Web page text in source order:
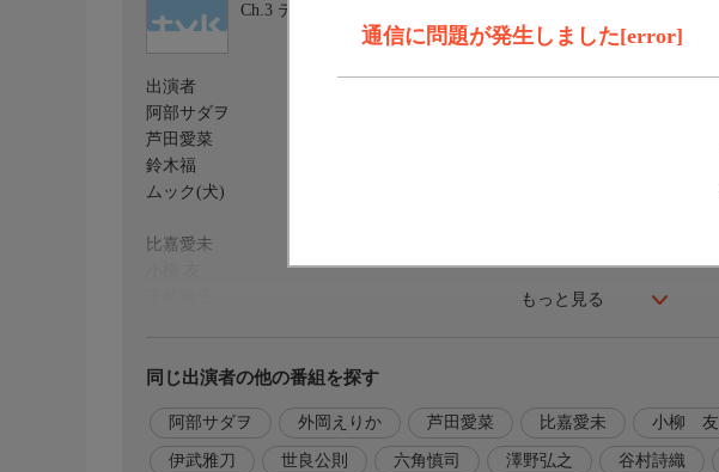
通信に問題が発生しました[error]
Ch.3 テレビ神奈川
もっと見る
出演者
阿部サダヲ
芦田愛菜
鈴木福
ムック(犬)
比嘉愛未
滝沢沙織
世良公則
同じ出演者の他の番組を探す
阿部サダヲ 外岡えりか 芦田愛菜 比嘉愛未 小柳 友
伊武雅刀 世良公則 六角慎司 澤野弘之 谷村詩織